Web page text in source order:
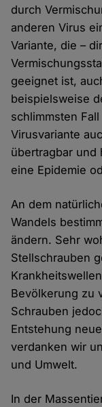
durch
anderen Virus
Variante, die –
geeignet ist,
beispielsweise
schlimmsten
Virusvariante
übertragbar und
eine Epidemie
An dem
Wandels
ändern. Sehr
Stellschrauben
Bevölkerung zu
Schrauben
Entstehung
verdanken wir
und Umwelt.
In der